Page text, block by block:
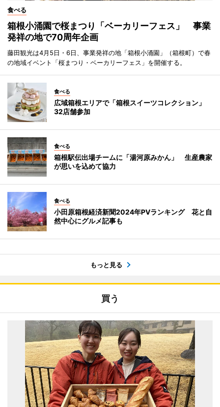
食べる
箱根小涌園で桜まつり「ベーカリーフェス」 事業
発祥の地で70周年企画
藤田観光は4月5日・6日、事業発祥の地「箱根小涌園」（箱根町）で春
の地域イベント「桜まつり・ベーカリーフェス」を開催する。
食べる
広域箱根エリアで「箱根スイーツコレクション」
32店舗参加
食べる
箱根駅伝出場チームに「湯河原みかん」 生産農家
が思いを込めて協力
食べる
小田原箱根経済新聞2024年PVランキング 花と自
然中心にグルメ記事も
もっと見る
買う